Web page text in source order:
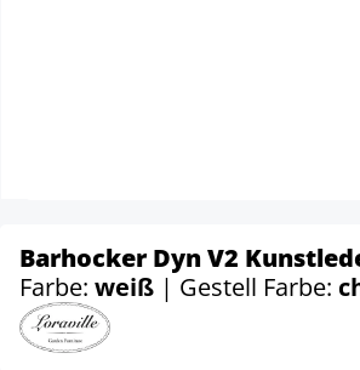
Barhocker Dyn V2
Farbe: weiß | Gestell Farbe: